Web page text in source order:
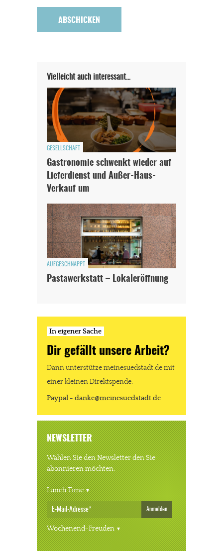
Vielleicht auch interessant…
GESELLSCHAFT
Gastronomie schwenkt wieder auf
Lieferdienst und Außer-Haus-
Verkauf um
AUFGESCHNAPPT
Pastawerkstatt – Lokaleröffnung
In eigener Sache
Dir gefällt unsere Arbeit?
Dann unterstütze meinesuedstadt.de mit
einer kleinen Direktspende.
Paypal - danke@meinesuedstadt.de
NEWSLETTER
Wählen Sie den Newsletter den Sie
abonnieren möchten.
Lunch Time
Anmelden
Wochenend-Freuden